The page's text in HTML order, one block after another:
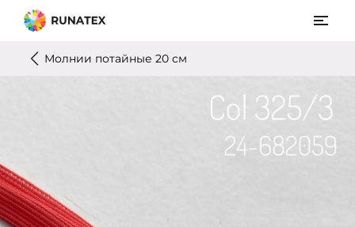
Молнии потайные 20 см